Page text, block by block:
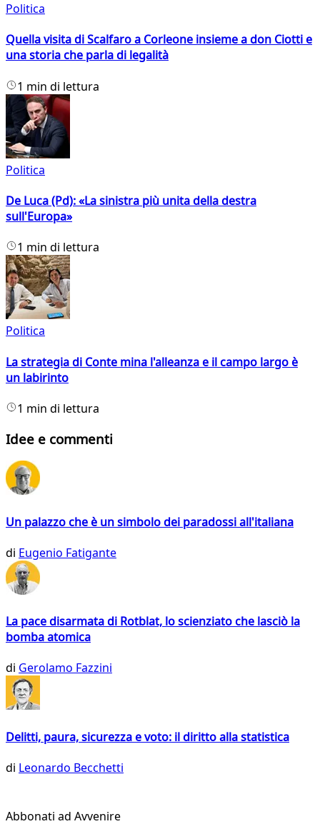
Politica
Quella visita di Scalfaro a Corleone insieme a don Ciotti e
una storia che parla di legalità
1 min di lettura
Politica
De Luca (Pd): «La sinistra più unita della destra
sull'Europa»
1 min di lettura
Politica
La strategia di Conte mina l'alleanza e il campo largo è
un labirinto
1 min di lettura
Idee e commenti
Un palazzo che è un simbolo dei paradossi all'italiana
di Eugenio Fatigante
La pace disarmata di Rotblat, lo scienziato che lasciò la
bomba atomica
di Gerolamo Fazzini
Delitti, paura, sicurezza e voto: il diritto alla statistica
di Leonardo Becchetti
Abbonati ad Avvenire